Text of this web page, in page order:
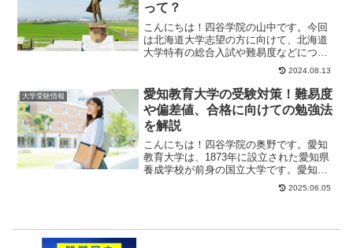
って？
こんにちは！四谷学院の山中です。今回
は北海道大学志望の方に向けて、北海道
大学特有の総合入試や難易度などについ
て詳しく解説します。「大学で学びたい
2024.08.13
大学受験情報
愛知教育大学の受験対策！難易度
や偏差値、合格に向けての勉強法
を解説
こんにちは！四谷学院の奥野です。愛知
教育大学は、1873年に設立された愛知県
養成学校が前身の国立大学です。愛知県
刈谷市にキャンパスを構えており、学部
2025.06.05